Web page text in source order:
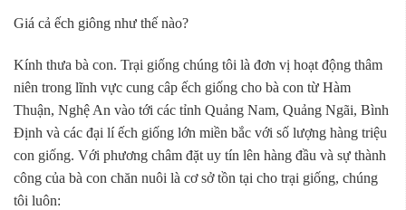
Giá cả ếch giông như thế nào?
Kính thưa bà con. Trại giống chúng tôi là đơn vị hoạt động thâm
niên trong lĩnh vực cung câp ếch giống cho bà con từ Hàm
Thuận, Nghệ An vào tới các tỉnh Quảng Nam, Quảng Ngãi, Bình
Định và các đại lí ếch giống lớn miền bắc với số lượng hàng triệu
con giống. Với phương châm đặt uy tín lên hàng đầu và sự thành
công của bà con chăn nuôi là cơ sở tồn tại cho trại giống, chúng
tôi luôn: